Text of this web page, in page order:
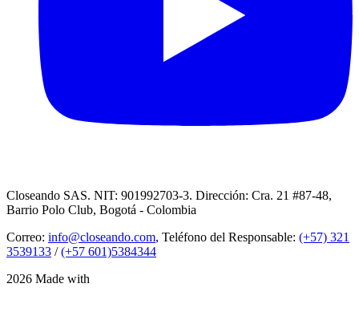
Closeando SAS. NIT: 901992703-3. Dirección: Cra. 21 #87-48,
Barrio Polo Club, Bogotá - Colombia
Correo: info@closeando.com, Teléfono del Responsable: (+57) 321
3539133 /(+57 601)5384344
2026 Made with